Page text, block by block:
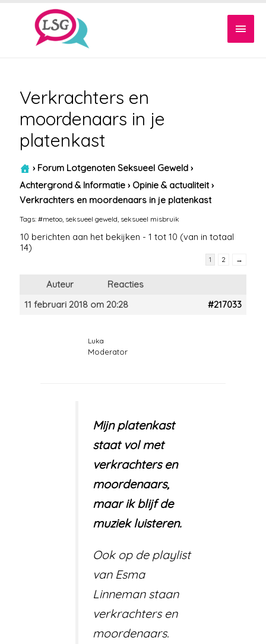
Verkrachters en
moordenaars in je
platenkast
› Forum Lotgenoten Seksueel Geweld ›
Achtergrond & Informatie › Opinie & actualiteit ›
Verkrachters en moordenaars in je platenkast
Tags:#metoo seksueel geweld seksueel misbruik
10 berichten aan het bekijken - 1 tot 10 (van in totaal
14)
1 2 →
Auteur
Reacties
11 februari 2018 om 20:28
#217033
Luka
Moderator
Mijn platenkast
staat vol met
verkrachters en
moordenaars,
maar ik blijf de
muziek luisteren.
Ook op de playlist
van Esma
Linneman staan
verkrachters en
moordenaars.